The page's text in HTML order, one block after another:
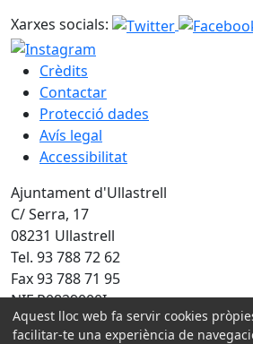
Xarxes socials:
Crèdits
Contactar
Protecció dades
Avís legal
Accessibilitat
Ajuntament d'Ullastrell
C/ Serra, 17
08231 Ullastrell
Tel. 93 788 72 62
Fax 93 788 71 95
NIF P0829000I
Amb la col·laboració de:
Aquest lloc web fa servir cookies
facilitar-te una experiència de